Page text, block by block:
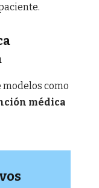
como
médica